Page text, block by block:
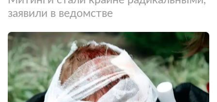
заявили в ведомстве